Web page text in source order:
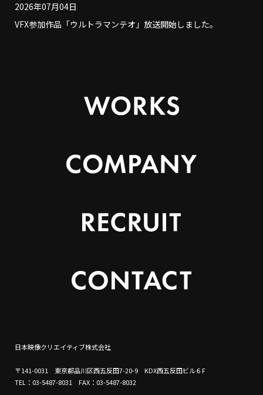
2026年07月04日
VFX参加作品「ウルトラマンテオ」放送開始しました。
日本映像クリエイティブ株式会社
〒141-0031 東京都品川区西五反田7-20-9 KDX西五反田ビル６F
TEL：03-5487-8031 FAX：03-5487-8032